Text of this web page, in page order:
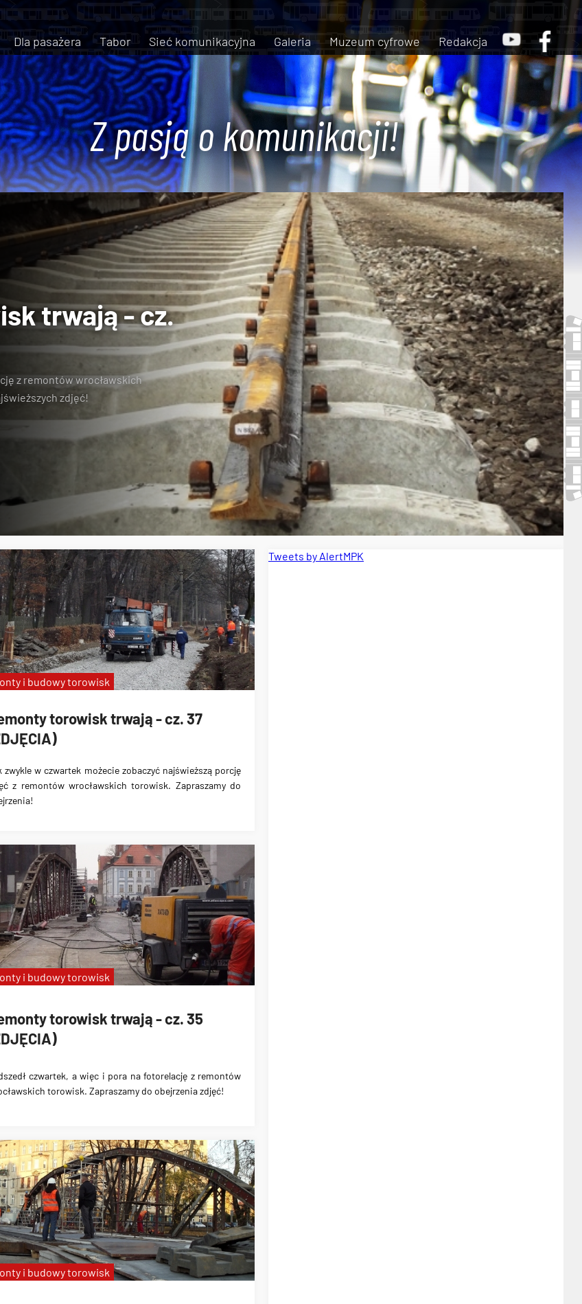
Dla pasażera Tabor Sieć komunikacyjna Galeria Muzeum cyfrowe Redakcja
Z pasją o komunikacji!
trwają - cz.
z remontów wrocławskich
zdjęć!
torowisk trwają - cz. 37
zwykle w czwartek możecie zobaczyć najświeższą porcję
z remontów wrocławskich torowisk. Zapraszamy do
i budowy torowisk
torowisk trwają - cz. 35
czwartek, a więc i pora na fotorelację z remontów
torowisk. Zapraszamy do obejrzenia zdjęć!
i budowy torowisk
i budowy torowisk
Tweets by AlertMPK